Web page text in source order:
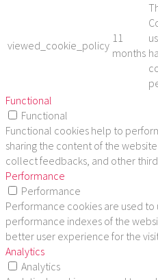
viewed_cookie_policy
11
months
Functional
Functional
Functional cookies help to
sharing the content of the
collect feedbacks, and other
Performance
Performance
Performance cookies are used
performance indexes of the
better user experience for the
Analytics
Analytics